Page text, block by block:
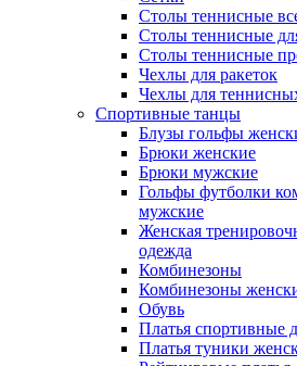
Столы теннисные
Столы теннисные
Столы теннисные
Чехлы для ракеток
Чехлы для
Спортивные танцы
Блузы гольфы
Брюки женские
Брюки мужские
Гольфы футболки
мужские
Женская
одежда
Комбинезоны
Комбинезоны
Обувь
Платья спортивные
Платья туники